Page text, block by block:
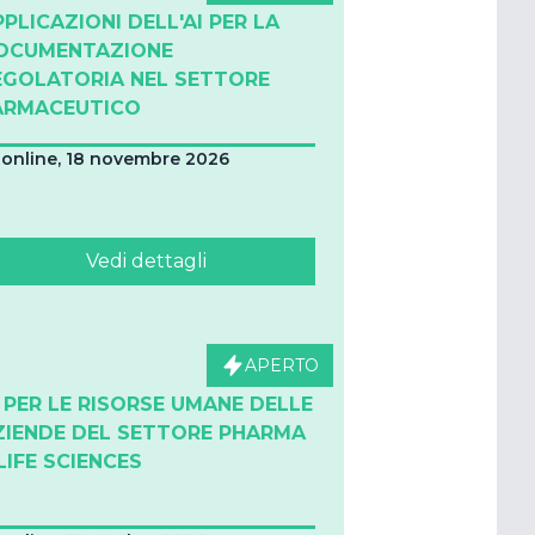
DELL'AI PER LA
NEL SETTORE
online, 18 novembre 2026
Vedi dettagli
APERTO
LE RISORSE UMANE DELLE
DEL SETTORE PHARMA
SCIENCES